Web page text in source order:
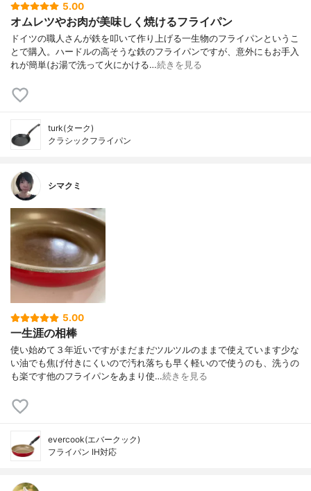
5.00
オムレツやお肉が美味しく焼けるフライパン
ドイツの職人さんが鉄を叩いて作り上げる一生物のフライパンというこ
とで購入。ハードルの高そうな鉄のフライパンですが、意外にもお手入
れが簡単(お湯で洗って火にかける…続きを見る
turk(ターク)
クラシックフライパン
シマクミ
5.00
一生涯の相棒
使い始めて３年近いですがまだまだツルツルのままで使えています少な
い油でも焦げ付きにくいので汚れ落ちも早く軽いので使うのも、洗うの
も楽です他のフライパンをあまり使…続きを見る
evercook(エバークック)
フライパン IH対応